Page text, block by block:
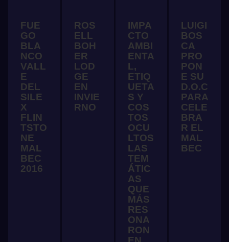
FUE
GO
BLA
NCO
VALL
E
DEL
SILE
X
FLIN
TSTO
NE
MAL
BEC
2016
ROS
ELL
BOH
ER
LOD
GE
EN
INVIE
RNO
IMPA
CTO
AMBI
ENTA
L,
ETIQ
UETA
S Y
COS
TOS
OCU
LTOS
LAS
TEM
ÁTIC
AS
QUE
MÁS
RES
ONA
RON
LUIGI
BOS
CA
PRO
PON
E SU
D.O.C
PARA
CELE
BRA
R EL
MAL
BEC